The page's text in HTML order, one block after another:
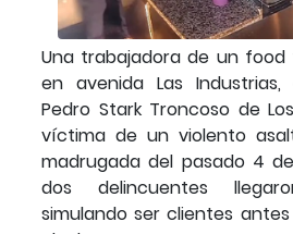
Una trabajadora de un food
en avenida Las
Pedro Stark Troncoso de
víctima de un violento
madrugada del pasado 4
dos delincuentes
simulando ser clientes